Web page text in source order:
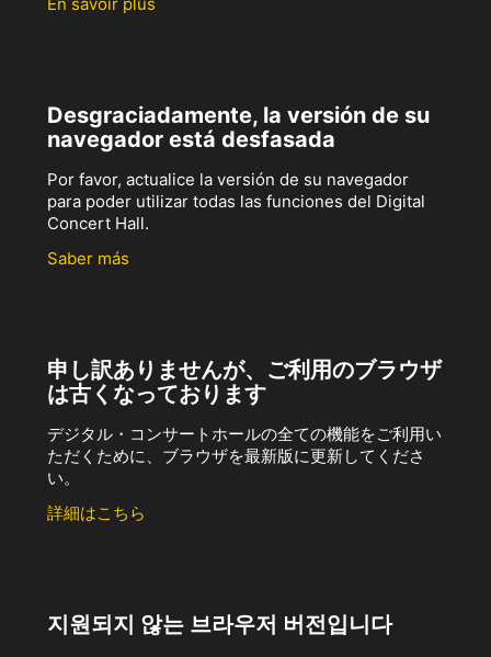
Desgraciadamente, la versión de su
navegador está desfasada
Por favor, actualice la versión de su navegador
para poder utilizar todas las funciones del Digital
Concert Hall.
Saber más
申し訳ありませんが、ご利用のブラウザ
は古くなっております
デジタル・コンサートホールの全ての機能をご利用い
ただくために、ブラウザを最新版に更新してくださ
い。
詳細はこちら
지원되지 않는 브라우저 버전입니다